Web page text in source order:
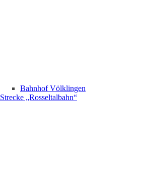
Bahnhof Völklingen
Strecke „Rosseltalbahn“